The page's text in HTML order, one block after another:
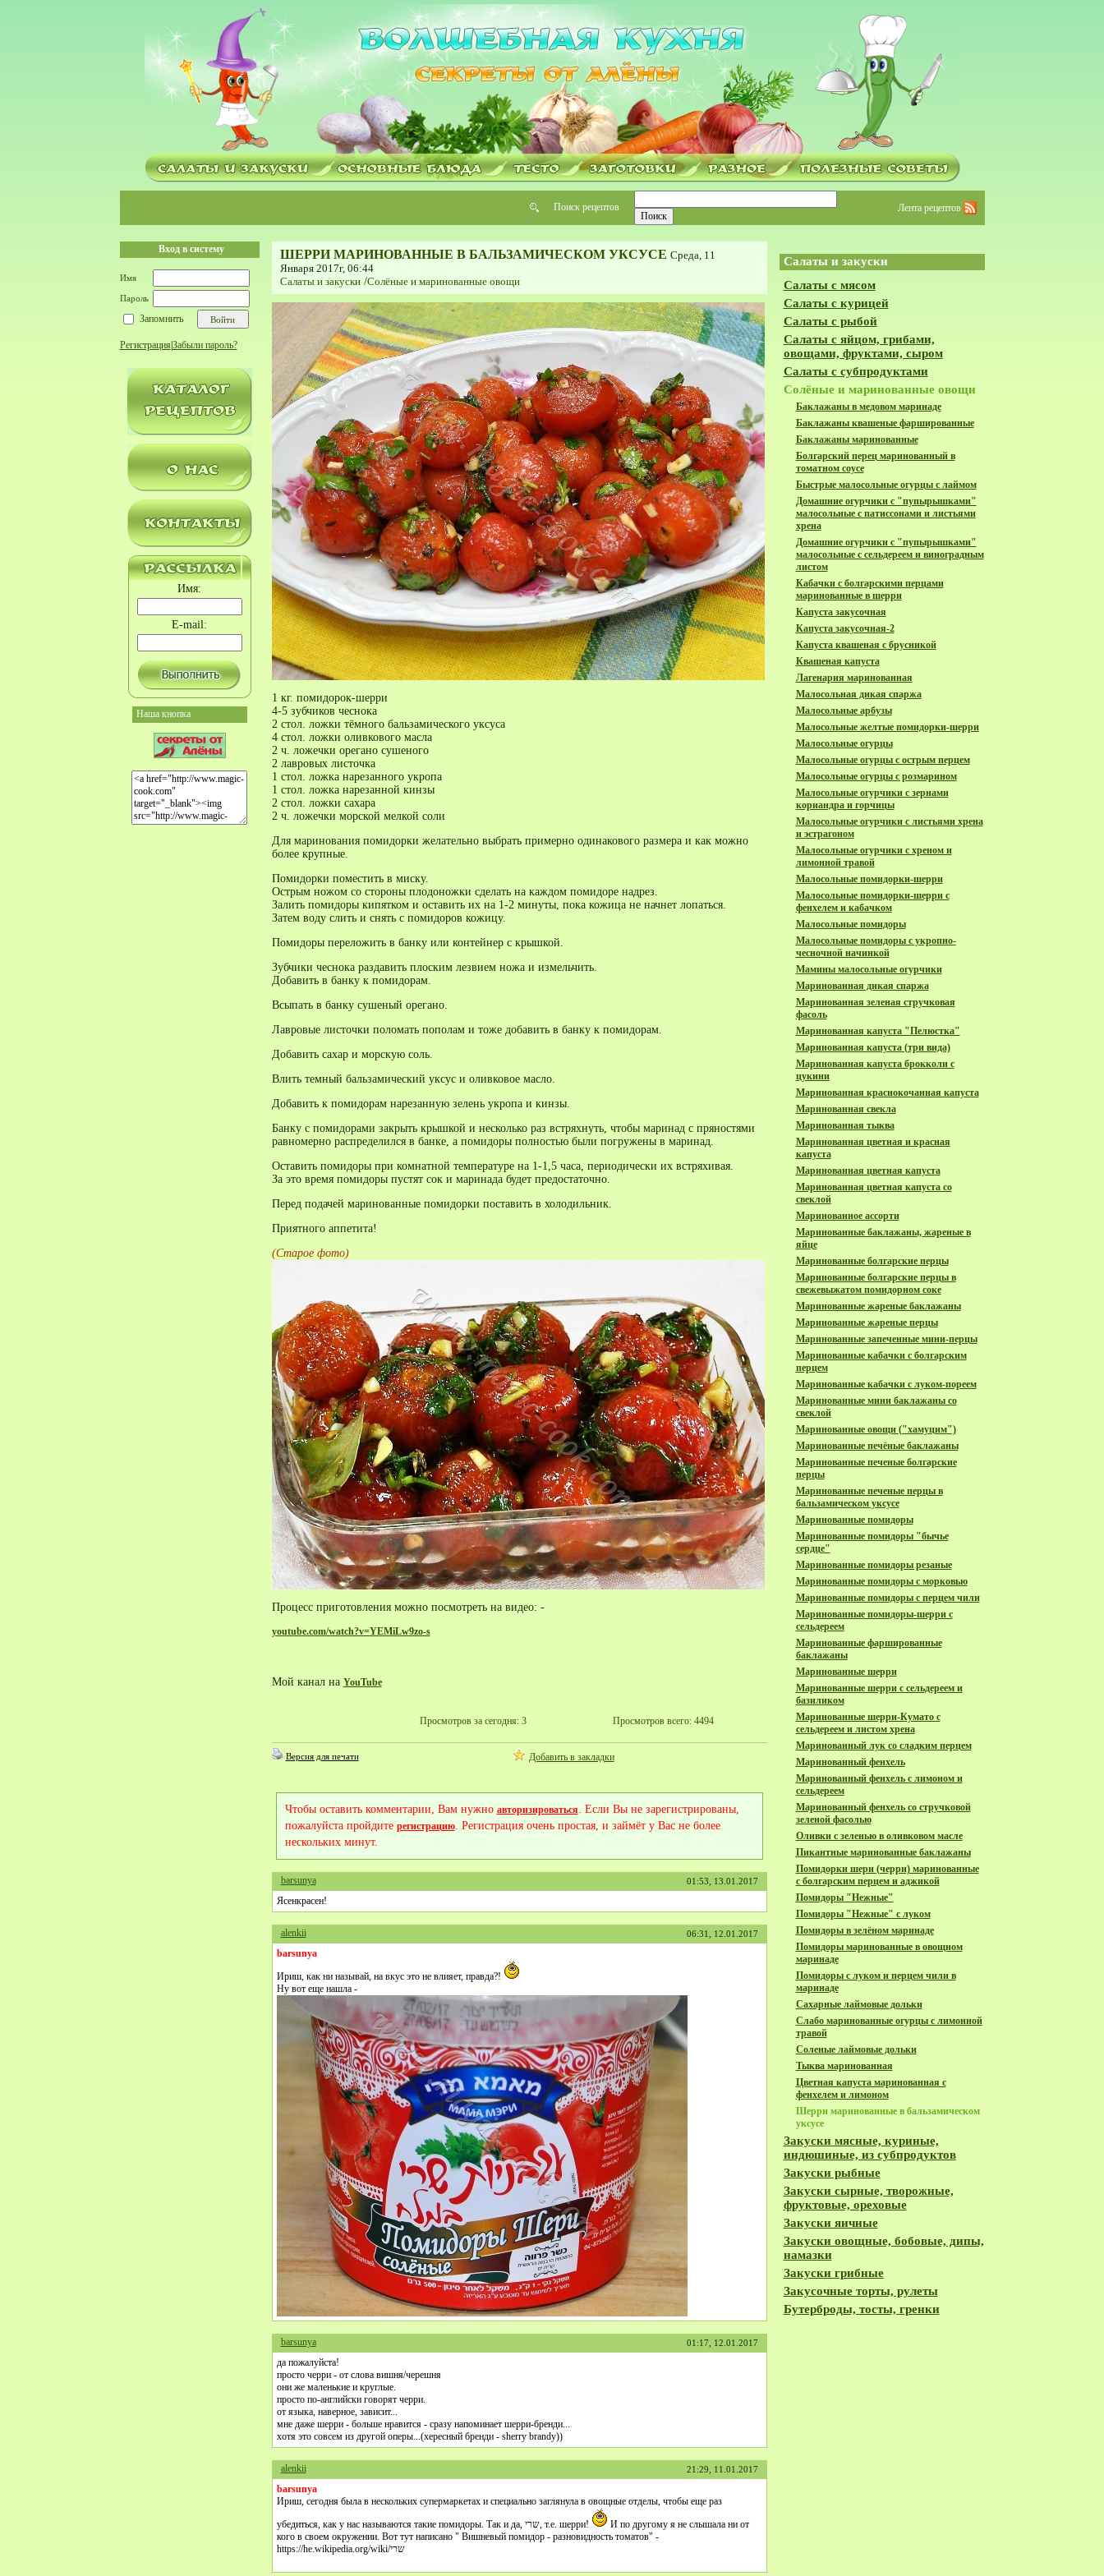
Поиск рецептов Лента рецептов
Вход в систему
Имя
Пароль
Запомнить
Регистрация Забыли пароль?
Имя:
E-mail:
Наша кнопка
ШЕРРИ МАРИНОВАННЫЕ В БАЛЬЗАМИЧЕСКОМ УКСУСЕ Среда, 11
Января 2017г, 06:44
Салаты и закуски/Солёные и маринованные овощи
1 кг. помидорок-шерри
4-5 зубчиков чеснока
2 стол. ложки тёмного бальзамического уксуса
4 стол. ложки оливкового масла
2 ч. ложечки орегано сушеного
2 лавровых листочка
1 стол. ложка нарезанного укропа
1 стол. ложка нарезанной кинзы
2 стол. ложки сахара
2 ч. ложечки морской мелкой соли
Для маринования помидорки желательно выбрать примерно одинакового размера и как можно
более крупные.
Помидорки поместить в миску.
Острым ножом со стороны плодоножки сделать на каждом помидоре надрез.
Залить помидоры кипятком и оставить их на 1-2 минуты, пока кожица не начнет лопаться.
Затем воду слить и снять с помидоров кожицу.
Помидоры переложить в банку или контейнер с крышкой.
Зубчики чеснока раздавить плоским лезвием ножа и измельчить.
Добавить в банку к помидорам.
Всыпать в банку сушеный орегано.
Лавровые листочки поломать пополам и тоже добавить в банку к помидорам.
Добавить сахар и морскую соль.
Влить темный бальзамический уксус и оливковое масло.
Добавить к помидорам нарезанную зелень укропа и кинзы.
Банку с помидорами закрыть крышкой и несколько раз встряхнуть, чтобы маринад с пряностями
равномерно распределился в банке, а помидоры полностью были погружены в маринад.
Оставить помидоры при комнатной температуре на 1-1,5 часа, периодически их встряхивая.
За это время помидоры пустят сок и маринада будет предостаточно.
Перед подачей маринованные помидорки поставить в холодильник.
Приятного аппетита!
(Старое фото)
Процесс приготовления можно посмотреть на видео: -
youtube.com/watch?v=YEMiLw9zo-s
Мой канал на YouTube
Просмотров за сегодня: 3 Просмотров всего: 4494
Версия для печати Добавить в закладки
Чтобы оставить комментарии, Вам нужно авторизироваться. Если Вы не зарегистрированы,
пожалуйста пройдите регистрацию. Регистрация очень простая, и займёт у Вас не более
нескольких минут.
barsunya 01:53, 13.01.2017
Ясенкрасен!
alenkii 06:31, 12.01.2017
barsunya
Ириш, как ни называй, на вкус это не влияет, правда?!
Ну вот еще нашла -
barsunya 01:17, 12.01.2017
да пожалуйста!
просто черри - от слова вишня/черешня
они же маленькие и круглые.
просто по-английски говорят черри.
от языка, наверное, зависит...
мне даже шерри - больше нравится - сразу напоминает шерри-бренди...
хотя это совсем из другой оперы...(хересный бренди - sherry brandy))
alenkii 21:29, 11.01.2017
barsunya
Ириш, сегодня была в нескольких супермаркетах и специально заглянула в овощные отделы, чтобы еще раз
убедиться, как у нас называются такие помидоры. Так и да, שרי, т.е. шерри!
И по другому я не слышала ни от
кого в своем окружении. Вот тут написано " Вишневый помидор - разновидность томатов" -
https://he.wikipedia.org/wiki/שרי
Салаты и закуски
Салаты с мясом
Салаты с курицей
Салаты с рыбой
Салаты с яйцом, грибами,
овощами, фруктами, сыром
Салаты с субпродуктами
Солёные и маринованные овощи
Баклажаны в медовом маринаде
Баклажаны квашеные фаршированные
Баклажаны маринованные
Болгарский перец маринованный в
томатном соусе
Быстрые малосольные огурцы с лаймом
Домашние огурчики с "пупырышками"
малосольные с патиссонами и листьями
хрена
Домашние огурчики с "пупырышками"
малосольные с сельдереем и виноградным
листом
Кабачки с болгарскими перцами
маринованные в шерри
Капуста закусочная
Капуста закусочная-2
Капуста квашеная с брусникой
Квашеная капуста
Лагенария маринованная
Малосольная дикая спаржа
Малосольные арбузы
Малосольные желтые помидорки-шерри
Малосольные огурцы
Малосольные огурцы с острым перцем
Малосольные огурцы с розмарином
Малосольные огурчики с зернами
кориандра и горчицы
Малосольные огурчики с листьями хрена
и эстрагоном
Малосольные огурчики с хреном и
лимонной травой
Малосольные помидорки-шерри
Малосольные помидорки-шерри с
фенхелем и кабачком
Малосольные помидоры
Малосольные помидоры с укропно-
чесночной начинкой
Мамины малосольные огурчики
Маринованная дикая спаржа
Маринованная зеленая стручковая
фасоль
Маринованная капуста "Пелюстка"
Маринованная капуста (три вида)
Маринованная капуста брокколи с
цукини
Маринованная краснокочанная капуста
Маринованная свекла
Маринованная тыква
Маринованная цветная и красная
капуста
Маринованная цветная капуста
Маринованная цветная капуста со
свеклой
Маринованное ассорти
Маринованные баклажаны, жареные в
яйце
Маринованные болгарские перцы
Маринованные болгарские перцы в
свежевыжатом помидорном соке
Маринованные жареные баклажаны
Маринованные жареные перцы
Маринованные запеченные мини-перцы
Маринованные кабачки с болгарским
перцем
Маринованные кабачки с луком-пореем
Маринованные мини баклажаны со
свеклой
Маринованные овощи ("хамуцим")
Маринованные печёные баклажаны
Маринованные печеные болгарские
перцы
Маринованные печеные перцы в
бальзамическом уксусе
Маринованные помидоры
Маринованные помидоры "бычье
сердце"
Маринованные помидоры резаные
Маринованные помидоры с морковью
Маринованные помидоры с перцем чили
Маринованные помидоры-шерри с
сельдереем
Маринованные фаршированные
баклажаны
Маринованные шерри
Маринованные шерри с сельдереем и
базиликом
Маринованные шерри-Кумато с
сельдереем и листом хрена
Маринованный лук со сладким перцем
Маринованный фенхель
Маринованный фенхель с лимоном и
сельдереем
Маринованный фенхель со стручковой
зеленой фасолью
Оливки с зеленью в оливковом масле
Пикантные маринованные баклажаны
Помидорки шери (черри) маринованные
с болгарским перцем и аджикой
Помидоры "Нежные"
Помидоры "Нежные" с луком
Помидоры в зелёном маринаде
Помидоры маринованные в овощном
маринаде
Помидоры с луком и перцем чили в
маринаде
Сахарные лаймовые дольки
Слабо маринованные огурцы с лимонной
травой
Соленые лаймовые дольки
Тыква маринованная
Цветная капуста маринованная с
фeнхелем и лимоном
Шерри маринованные в бальзамическом
уксусе
Закуски мясные, куриные,
индюшиные, из субпродуктов
Закуски рыбные
Закуски сырные, творожные,
фруктовые, ореховые
Закуски яичные
Закуски овощные, бобовые, дипы,
намазки
Закуски грибные
Закусочные торты, рулеты
Бутерброды, тосты, гренки